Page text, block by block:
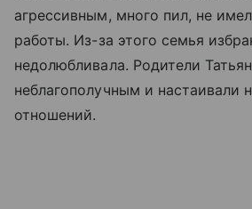
агрессивным, много пил, не
работы. Из-за этого семья
недолюбливала. Родители
неблагополучным и настаивали
отношений.